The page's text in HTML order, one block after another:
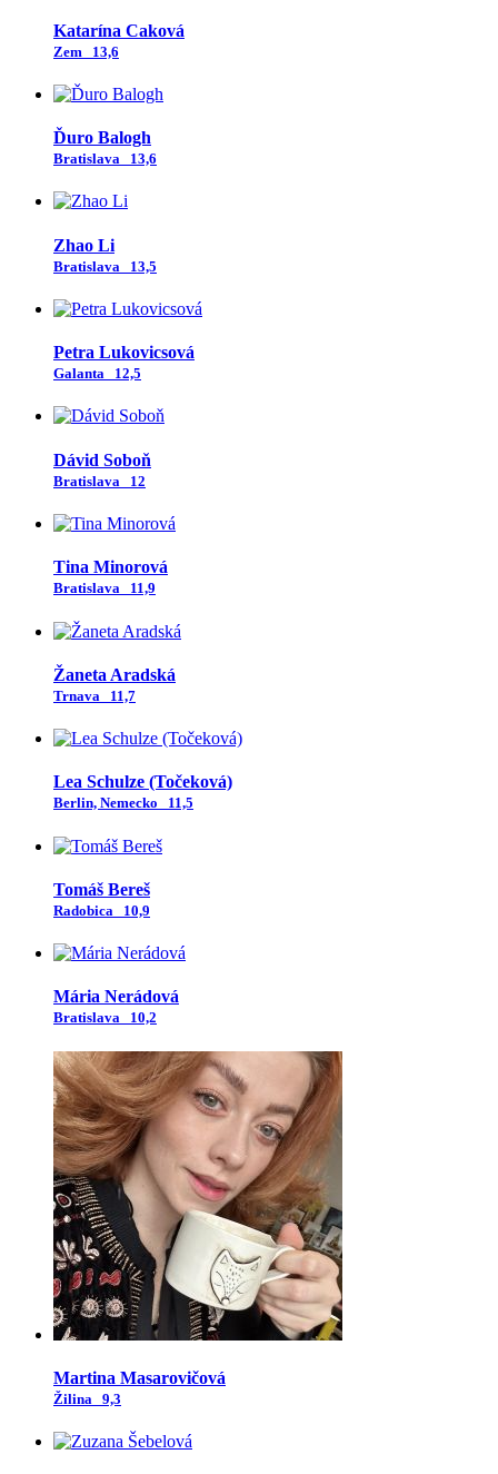
Katarína Caková
Zem 13,6
Ďuro Balogh
Bratislava 13,6
Zhao Li
Bratislava 13,5
Petra Lukovicsová
Galanta 12,5
Dávid Soboň
Bratislava 12
Tina Minorová
Bratislava 11,9
Žaneta Aradská
Trnava 11,7
Lea Schulze (Točeková)
Berlin, Nemecko 11,5
Tomáš Bereš
Radobica 10,9
Mária Nerádová
Bratislava 10,2
Martina Masarovičová
Žilina 9,3